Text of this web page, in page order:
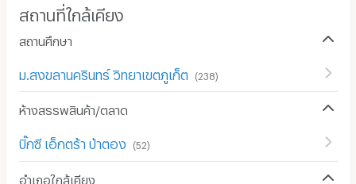
สถานที่ใกล้เคียง
สถานศึกษา
ม.สงขลานครินทร์ วิทยาเขตภูเก็ต (238)
ห้างสรรพสินค้า/ตลาด
บิ๊กซี เอ็กตร้า ป่าตอง (52)
อำเภอใกล้เคียง